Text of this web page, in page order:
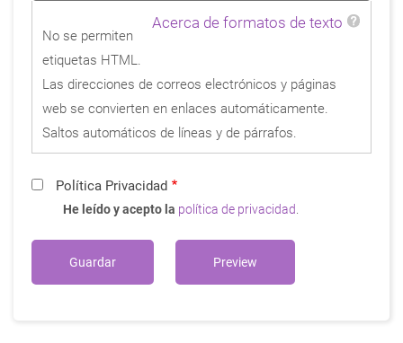
Acerca de formatos de texto
No se permiten
etiquetas HTML.
Las direcciones de correos electrónicos y páginas
web se convierten en enlaces automáticamente.
Saltos automáticos de líneas y de párrafos.
Política Privacidad
He leído y acepto la política de privacidad.